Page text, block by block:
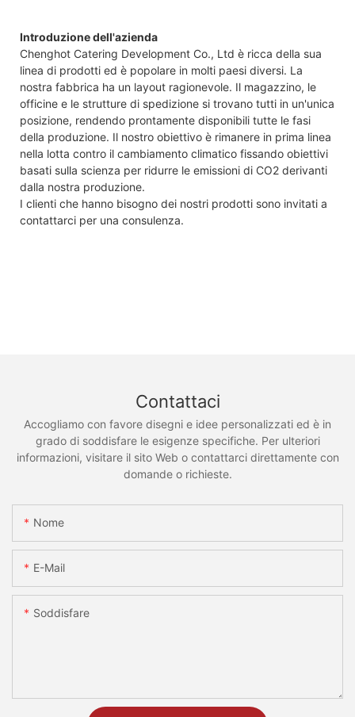
Introduzione dell'azienda
Chenghot Catering Development Co., Ltd è ricca della sua
linea di prodotti ed è popolare in molti paesi diversi. La
nostra fabbrica ha un layout ragionevole. Il magazzino, le
officine e le strutture di spedizione si trovano tutti in un'unica
posizione, rendendo prontamente disponibili tutte le fasi
della produzione. Il nostro obiettivo è rimanere in prima linea
nella lotta contro il cambiamento climatico fissando obiettivi
basati sulla scienza per ridurre le emissioni di CO2 derivanti
dalla nostra produzione.
I clienti che hanno bisogno dei nostri prodotti sono invitati a
contattarci per una consulenza.
Contattaci
Accogliamo con favore disegni e idee personalizzati ed è in
grado di soddisfare le esigenze specifiche. Per ulteriori
informazioni, visitare il sito Web o contattarci direttamente con
domande o richieste.
Nome
E-Mail
Soddisfare